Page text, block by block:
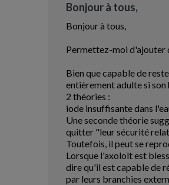
Bonjour à tous,
Bonjour à tous,
Permettez-moi d'ajouter
Bien que capable de
entièrement adulte si son
2 théories :
iode insuffisante dans
Une seconde théorie
quitter "leur sécurité
Toutefois, il peut se
Lorsque l'axololt est
dire qu'il est capable de
par leurs branchies